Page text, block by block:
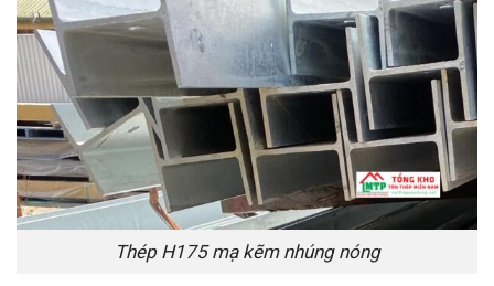
Thép H175 mạ kẽm nhúng nóng